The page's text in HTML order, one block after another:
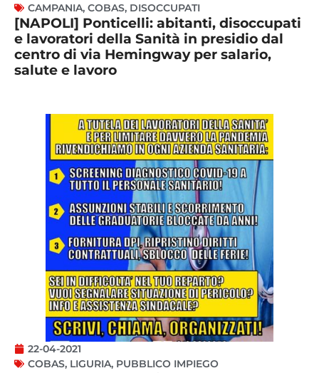
CAMPANIA, COBAS, DISOCCUPATI
[NAPOLI] Ponticelli: abitanti, disoccupati
e lavoratori della Sanità in presidio dal
centro di via Hemingway per salario,
salute e lavoro
22-04-2021
COBAS, LIGURIA, PUBBLICO IMPIEGO